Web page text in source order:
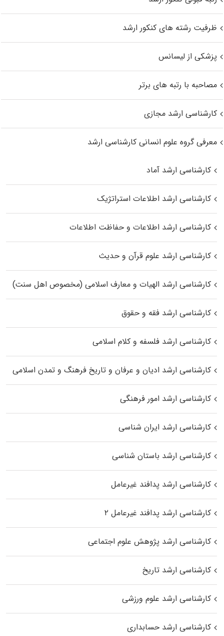
ظرفیت رشته های کنکور ارشد
پزشکی از لیسانس
مصاحبه با رتبه های برتر
کارشناسی ارشد مجازی
معرفی گروه علوم انسانی کارشناسی ارشد
کارشناسی ارشد آماد
کارشناسی ارشد اطلاعات استراتژیک
کارشناسی ارشد اطلاعات و حفاظت اطلاعات
کارشناسی ارشد علوم قرآن و حدیث
کارشناسی ارشد الهیات و معارف اسلامی (مخصوص اهل سنت)
کارشناسی ارشد فقه و حقوق
کارشناسی ارشد فلسفه و کلام اسلامی
کارشناسی ارشد ادیان و عرفان و تاریخ فرهنگ و تمدن اسلامی
کارشناسی ارشد امور فرهنگی
کارشناسی ارشد ایران شناسی
کارشناسی ارشد باستان شناسی
کارشناسی ارشد پدافند غیرعامل
کارشناسی ارشد پدافند غیرعامل ۲
کارشناسی ارشد پژوهش علوم اجتماعی
کارشناسی ارشد تاریخ
کارشناسی ارشد علوم ورزشی
کارشناسی ارشد حسابداری